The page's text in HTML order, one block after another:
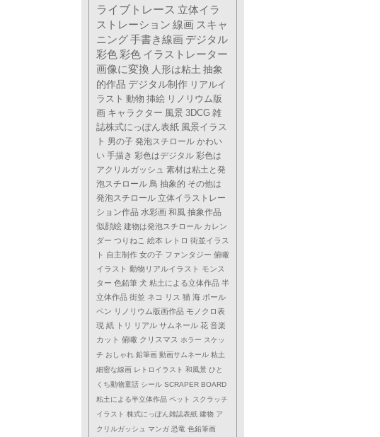
ライブトレース 立体イラ
ストレーション 線画 スキャ
ニング手書き線画 デジタル
彩色彩色 イラストレーター
画像に変換 人形は粘土 抽象
的作品 デジタル制作 リアルイ
ラスト 動物 挿絵 リノリウム版
画 キャラクター 風景 3DCG 雑
誌株式にっぽん表紙 風景イラス
ト 男の子 発泡スチロール かわい
い 手描き 彩色はデジタル 彩色は
アクリルガッシュ 素材は粘土と発
泡スチロール 鳥 抽象的 その他は
発泡スチロール 立体イラストレー
ション作品 水彩画 和風 抽象作品
似顔絵 建物は発泡スチロール カレン
ダー つりねこ 絵本 レトロ 街並イラス
ト 自主制作 女の子 ファンタジー 俯瞰
イラスト 動物リアルイラスト モンス
ター 色鉛筆 犬 粘土による立体作品 半
立体作品 街並 ネコ リス 猫 海 ボール
ペン リノリウム版画作品 モノクロ表
現 紙 トリ リアル サムネール 花 音楽
カット 俯瞰 クリスマス ホラー スケッ
チ おしゃれ 鉛筆画 動画サムネール 粘土
細密な線画 レトロイラスト 和風景 ひと
くち動物童話 シール SCRAPER BOARD
粘土による半立体作品 ペット
スクラッチ
イラスト 株式にっぽん雑誌表紙 建物 ア
クリルガッシュ
マンガ 恐竜 色鉛筆画